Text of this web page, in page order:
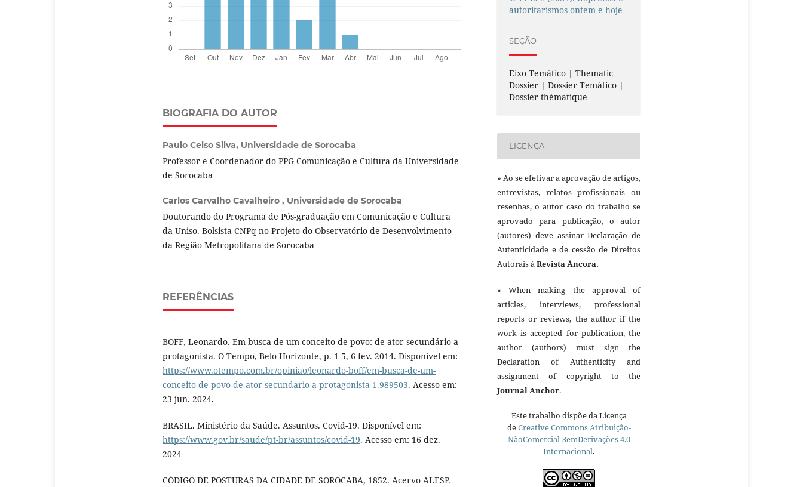
BIOGRAFIA DO AUTOR
Paulo Celso Silva, Universidade de Sorocaba
Professor e Coordenador do PPG Comunicação e Cultura da Universidade
de Sorocaba
Carlos Carvalho Cavalheiro , Universidade de Sorocaba
Doutorando do Programa de Pós-graduação em Comunicação e Cultura
da Uniso. Bolsista CNPq no Projeto do Observatório de Desenvolvimento
da Região Metropolitana de Sorocaba
REFERÊNCIAS
BOFF, Leonardo. Em busca de um conceito de povo: de ator secundário a
protagonista. O Tempo, Belo Horizonte, p. 1-5, 6 fev. 2014. Disponível em:
https://www.otempo.com.br/opiniao/leonardo-boff/em-busca-de-um-
conceito-de-povo-de-ator-secundario-a-protagonista-1.989503. Acesso em:
23 jun. 2024.
BRASIL. Ministério da Saúde. Assuntos. Covid-19. Disponível em:
https://www.gov.br/saude/pt-br/assuntos/covid-19. Acesso em: 16 dez.
2024
CÓDIGO DE POSTURAS DA CIDADE DE SOROCABA, 1852. Acervo ALESP.
autoritarismos ontem e hoje
SEÇÃO
Eixo Temático | Thematic
Dossier | Dossier Temático |
Dossier thématique
LICENÇA
» Ao se efetivar a aprovação de artigos,
entrevistas, relatos profissionais ou
resenhas, o autor caso do trabalho se
aprovado para publicação, o autor
(autores) deve assinar Declaração de
Autenticidade e de cessão de Direitos
Autorais àRevista Âncora.
» When making the approval of
articles, interviews, professional
reports or reviews, the author if the
work is accepted for publication, the
author (authors) must sign the
Declaration of Authenticity and
assignment of copyright to the
Journal Anchor.
Este trabalho dispõe da Licença
deCreative Commons Atribuição-
NãoComercial-SemDerivações 4.0
Internacional.